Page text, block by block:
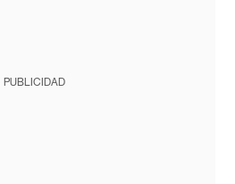
PUBLICIDAD